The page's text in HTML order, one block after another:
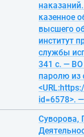
казенное
высшего
институт
службы
341 с. — ВО
паролю из
id=6578>.
Суворова,